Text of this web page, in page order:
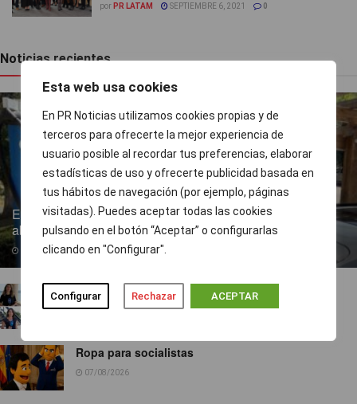
Esta web usa cookies
En PR Noticias utilizamos cookies propias y de
terceros para ofrecerte la mejor experiencia de
usuario posible al recordar tus preferencias, elaborar
estadísticas de uso y ofrecerte publicidad basada en
tus hábitos de navegación (por ejemplo, páginas
visitadas). Puedes aceptar todas las cookies
pulsando en el botón “Aceptar” o configurarlas
clicando en "Configurar".
Configurar Rechazar ACEPTAR
por PR LATAM SEPTIEMBRE 6, 2021 0
Noticias recientes
Endesa pone a disposición más de 300 puntos de recarga
abiertos al público
07/08/2026
TVE ejecuta un nuevo baile de corresponsales
07/08/2026
Ropa para socialistas
07/08/2026